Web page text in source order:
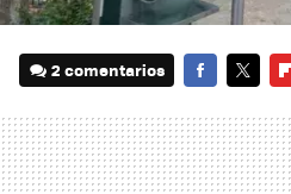
2 comentarios